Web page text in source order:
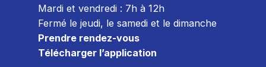
Mardi et vendredi : 7h à 12h
Fermé le jeudi, le samedi et le dimanche
Prendre rendez-vous
Télécharger l’application